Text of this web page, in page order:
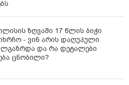
ზღვაში 17 წლის ბიჭი
- ვინ არის დაღუპული
და რა დეტალები
ცნობილი?